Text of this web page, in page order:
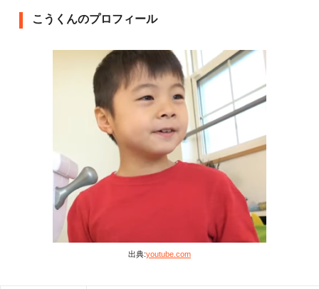
こうくんのプロフィール
出典:youtube.com